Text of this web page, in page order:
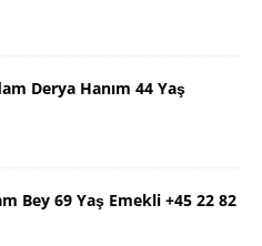
Derya Hanım 44 Yaş
Bey 69 Yaş Emekli +45 22 82